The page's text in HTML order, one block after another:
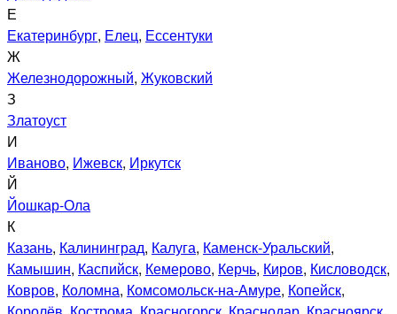
Е
Екатеринбург, Елец, Ессентуки
Ж
Железнодорожный, Жуковский
З
Златоуст
И
Иваново, Ижевск, Иркутск
Й
Йошкар-Ола
К
Казань, Калининград, Калуга, Каменск-Уральский,
Камышин, Каспийск, Кемерово, Керчь, Киров, Кисловодск,
Ковров, Коломна, Комсомольск-на-Амуре, Копейск,